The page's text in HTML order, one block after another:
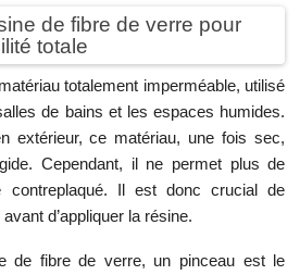
de fibre de verre pour
totale
totalement imperméable, utilisé
de bains et les espaces humides.
extérieur, ce matériau, une fois sec,
Cependant, il ne permet plus de
contreplaqué. Il est donc crucial de
d’appliquer la résine.
de fibre de verre, un pinceau est le